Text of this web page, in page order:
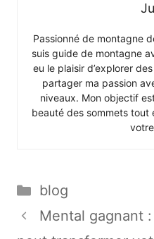
Passionné de montagne
suis guide de montagne
eu le plaisir d’explorer
partager ma passion
niveaux. Mon objectif
beauté des sommets tout
Catégories
blog
Mental gagnant